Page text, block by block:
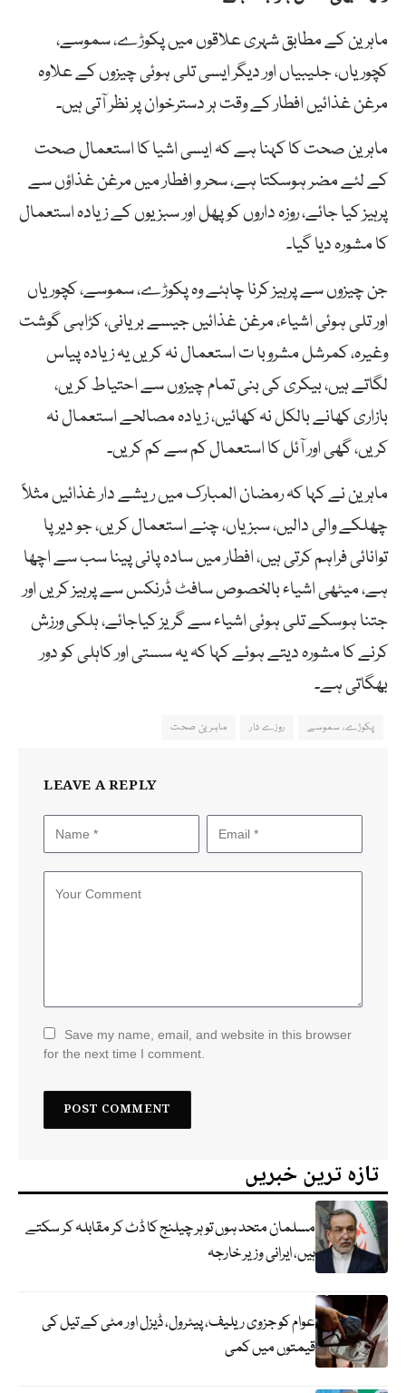
ماہرین کے مطابق شہری علاقوں میں پکوڑے، سموسے،
کچوریاں، جلیبیاں اور دیگر ایسی تلی ہوئی چیزوں کے علاوہ
مرغن غذائیں افطار کے وقت ہر دسترخوان پر نظر آتی ہیں۔
ماہرین صحت کا کہنا ہے کہ ایسی اشیا کا استعمال صحت
کے لئے مضر ہوسکتا ہے، سحر و افطار میں مرغن غذاؤں سے
پرہیز کیا جائے، روزہ داروں کو پھل اور سبزیوں کے زیادہ استعمال
کا مشورہ دیا گیا۔
جن چیزوں سے پرہیز کرنا چاہئے وہ پکوڑے، سموسے، کچوریاں
اور تلی ہوئی اشیاء، مرغن غذائیں جیسے بریانی، کڑاہی گوشت
وغیرہ، کمرشل مشروبا ت استعمال نہ کریں یہ زیادہ پیاس
لگاتے ہیں، بیکری کی بنی تمام چیزوں سے احتیاط کریں،
بازاری کھانے بالکل نہ کھائیں، زیادہ مصالحے استعمال نہ
کریں، گھی اور آئل کا استعمال کم سے کم کریں۔
ماہرین نے کہا کہ رمضان المبارک میں ریشے دار غذائیں مثلاً
چھلکے والی دالیں، سبزیاں، چنے استعمال کریں، جو دیرپا
توانائی فراہم کرتی ہیں، افطار میں سادہ پانی پینا سب سے اچھا
ہے، میٹھی اشیاء بالخصوص سافٹ ڈرنکس سے پرہیز کریں اور
جتنا ہوسکے تلی ہوئی اشیاء سے گریز کیاجائے، ہلکی ورزش
کرنے کا مشورہ دیتے ہوئے کہا کہ یہ سستی اور کاہلی کو دور
بھگاتی ہے۔
پکوڑے، سموسے روزے دار ماہرین صحت
LEAVE A REPLY
Save my name, email, and website in this browser
for the next time I comment.
تازہ ترین خبریں
مسلمان متحد ہوں تو ہر چیلنج کا ڈٹ کر مقابلہ کر سکتے
ہیں، ایرانی وزیر خارجہ
عوام کو جزوی ریلیف، پیٹرول، ڈیزل اور مٹی کے تیل کی
قیمتوں میں کمی